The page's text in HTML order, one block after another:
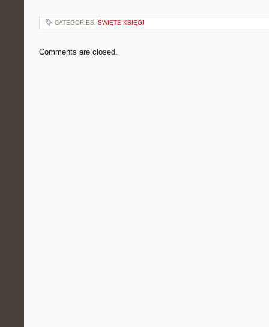
CATEGORIES: ŚWIĘTE KSIĘGI
Comments are closed.